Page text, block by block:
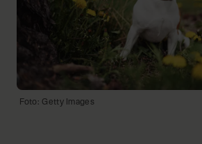
Foto: Getty Images